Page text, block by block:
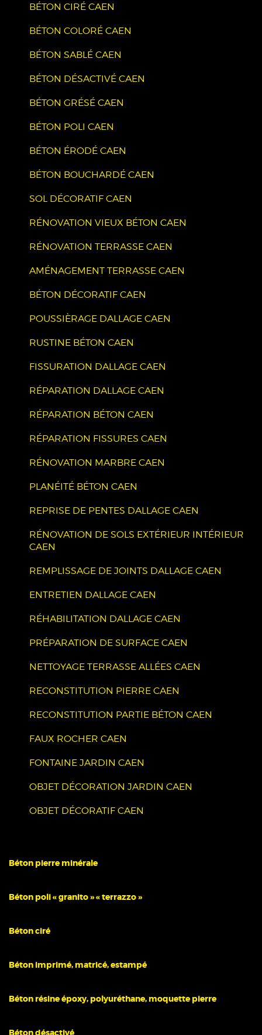
BÉTON CIRÉ CAEN
BÉTON COLORÉ CAEN
BÉTON SABLÉ CAEN
BÉTON DÉSACTIVÉ CAEN
BÉTON GRÉSÉ CAEN
BÉTON POLI CAEN
BÉTON ÉRODÉ CAEN
BÉTON BOUCHARDÉ CAEN
SOL DÉCORATIF CAEN
RÉNOVATION VIEUX BÉTON CAEN
RÉNOVATION TERRASSE CAEN
AMÉNAGEMENT TERRASSE CAEN
BÉTON DÉCORATIF CAEN
POUSSIÈRAGE DALLAGE CAEN
RUSTINE BÉTON CAEN
FISSURATION DALLAGE CAEN
RÉPARATION DALLAGE CAEN
RÉPARATION BÉTON CAEN
RÉPARATION FISSURES CAEN
RÉNOVATION MARBRE CAEN
PLANÉITÉ BÉTON CAEN
REPRISE DE PENTES DALLAGE CAEN
RÉNOVATION DE SOLS EXTÉRIEUR INTÉRIEUR
CAEN
REMPLISSAGE DE JOINTS DALLAGE CAEN
ENTRETIEN DALLAGE CAEN
RÉHABILITATION DALLAGE CAEN
PRÉPARATION DE SURFACE CAEN
NETTOYAGE TERRASSE ALLÉES CAEN
RECONSTITUTION PIERRE CAEN
RECONSTITUTION PARTIE BÉTON CAEN
FAUX ROCHER CAEN
FONTAINE JARDIN CAEN
OBJET DÉCORATION JARDIN CAEN
OBJET DÉCORATIF CAEN
Béton pierre minérale
Béton poli « granito » « terrazzo »
Béton ciré
Béton imprimé, matricé, estampé
Béton résine époxy, polyuréthane, moquette pierre
Béton désactivé